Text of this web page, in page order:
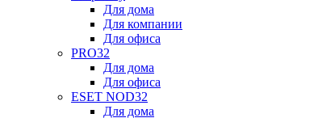
Для дома
Для компании
Для офиса
PRO32
Для дома
Для офиса
ESET NOD32
Для дома